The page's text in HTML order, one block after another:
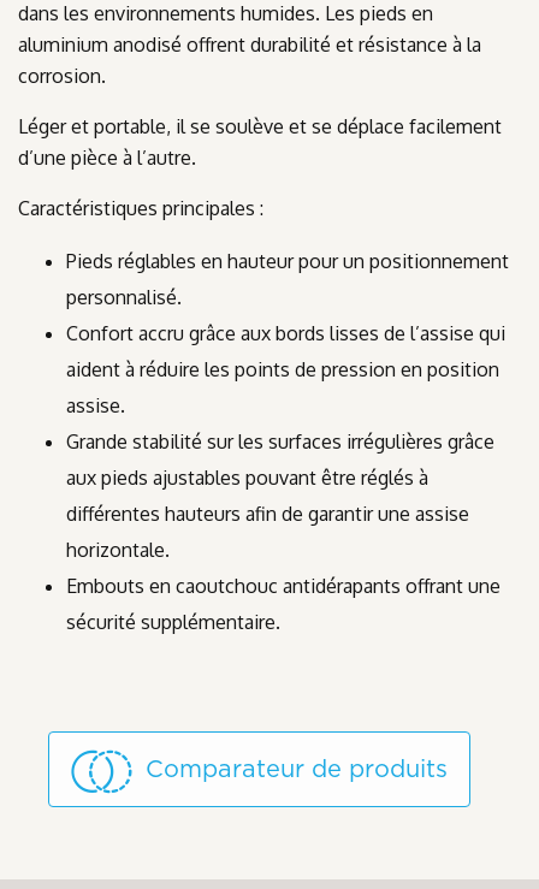
dans les environnements humides. Les pieds en
aluminium anodisé offrent durabilité et résistance à la
corrosion.
Léger et portable, il se soulève et se déplace facilement
d’une pièce à l’autre.
Caractéristiques principales :
Pieds réglables en hauteur pour un positionnement
personnalisé.
Confort accru grâce aux bords lisses de l’assise qui
aident à réduire les points de pression en position
assise.
Grande stabilité sur les surfaces irrégulières grâce
aux pieds ajustables pouvant être réglés à
différentes hauteurs afin de garantir une assise
horizontale.
Embouts en caoutchouc antidérapants offrant une
sécurité supplémentaire.
Comparateur de produits